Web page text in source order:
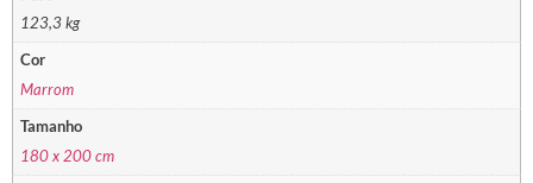
123,3 kg
Cor
Marrom
Tamanho
180 x 200 cm